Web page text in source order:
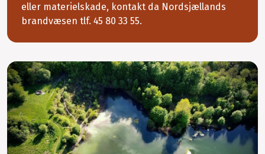
eller materielskade, kontakt da Nordsjællands
brandvæsen tlf. 45 80 33 55.